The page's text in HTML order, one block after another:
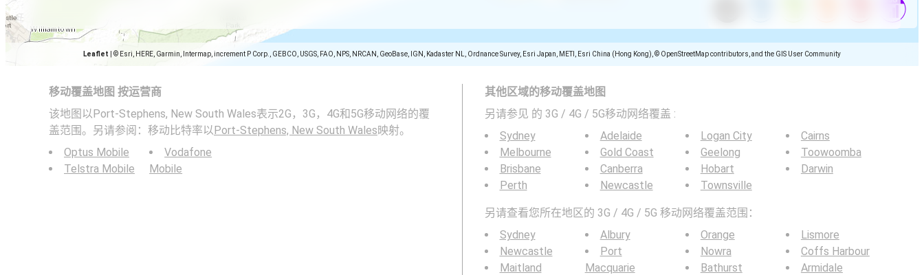
Leaflet © Esri, HERE, Garmin, Intermap, increment P Corp., GEBCO, USGS, FAO, NPS, NRCAN, GeoBase, IGN, Kadaster NL, Ordnance Survey, Esri Japan, METI, Esri China (Hong Kong), © OpenStreetMap contributors, and the GIS User Community
移动覆盖地图 按运营商
该地图以Port-Stephens, New South Wales表示2G，3G，4G和5G移动网络的覆
盖范围。另请参阅：移动比特率以Port-Stephens, New South Wales映射。
Optus Mobile
Telstra Mobile
Vodafone
Mobile
其他区域的移动覆盖地图
另请参见 的 3G / 4G / 5G移动网络覆盖 :
Sydney
Melbourne
Brisbane
Perth
Adelaide
Gold Coast
Canberra
Newcastle
Logan City
Geelong
Hobart
Townsville
Cairns
Toowoomba
Darwin
另请查看您所在地区的 3G / 4G / 5G 移动网络覆盖范围：
Sydney
Newcastle
Maitland
Albury
Port
Macquarie
Orange
Nowra
Bathurst
Lismore
Coffs Harbour
Armidale